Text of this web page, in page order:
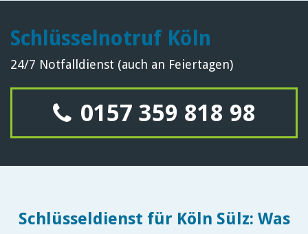
Schlüsselnotruf Köln
24/7 Notfalldienst (auch an Feiertagen)
0157 359 818 98
Schlüsseldienst für Köln Sülz: Was